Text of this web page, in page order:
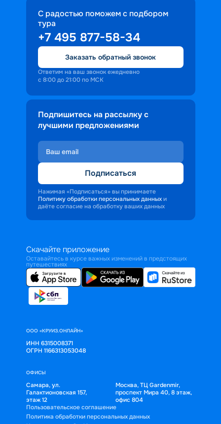
С радостью поможем с подбором
тура
+7 495 877-58-34
Заказать обратный звонок
Ответим на ваш звонок ежедневно
с 8:00 до 21:00 по МСК
Подпишитесь на рассылку с
лучшими предложениями
Подписаться
Нажимая «Подписаться» вы принимаете
Политику обработки персональных данных и
даёте согласие на обработку ваших данных
Скачайте приложение
Оставайтесь в курсе важных изменений в предстоящих
путешествиях
ООО «КРУИЗ.ОНЛАЙН»
ИНН 6315008371
ОГРН 1166313053048
ОФИСЫ
Самара, ул.
Галактионовская 157,
этаж 12
Москва, ТЦ Gardenmir,
проспект Мира 40, 8 этаж,
офис 804
Пользовательское соглашение
Политика обработки персональных данных